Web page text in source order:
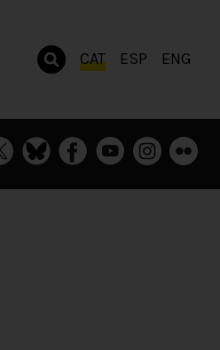
CAT ESP ENG